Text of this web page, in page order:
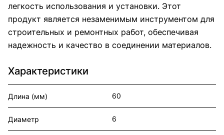
легкость использования и установки. Этот
продукт является незаменимым инструментом для
строительных и ремонтных работ, обеспечивая
надежность и качество в соединении материалов.
Характеристики
Длина (мм) 60
Диаметр 6